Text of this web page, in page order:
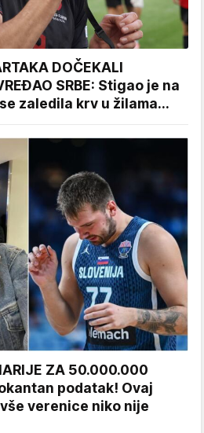
DOČEKALI
SRBE: Stigao je na
zaledila krv u žilama...
ZA 50.000.000
podatak! Ovaj
verenice niko nije